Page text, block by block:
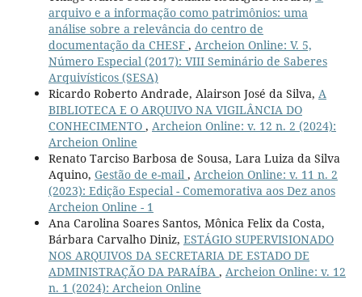
arquivo e a informação como patrimônios: uma
análise sobre a relevância do centro de
documentação da CHESF , Archeion Online: V. 5,
Número Especial (2017): VIII Seminário de Saberes
Arquivísticos (SESA)
Ricardo Roberto Andrade, Alairson José da Silva, A
BIBLIOTECA E O ARQUIVO NA VIGILÂNCIA DO
CONHECIMENTO , Archeion Online: v. 12 n. 2 (2024):
Archeion Online
Renato Tarciso Barbosa de Sousa, Lara Luiza da Silva
Aquino, Gestão de e-mail , Archeion Online: v. 11 n. 2
(2023): Edição Especial - Comemorativa aos Dez anos
Archeion Online - 1
Ana Carolina Soares Santos, Mônica Felix da Costa,
Bárbara Carvalho Diniz, ESTÁGIO SUPERVISIONADO
NOS ARQUIVOS DA SECRETARIA DE ESTADO DE
ADMINISTRAÇÃO DA PARAÍBA , Archeion Online: v. 12
n. 1 (2024): Archeion Online